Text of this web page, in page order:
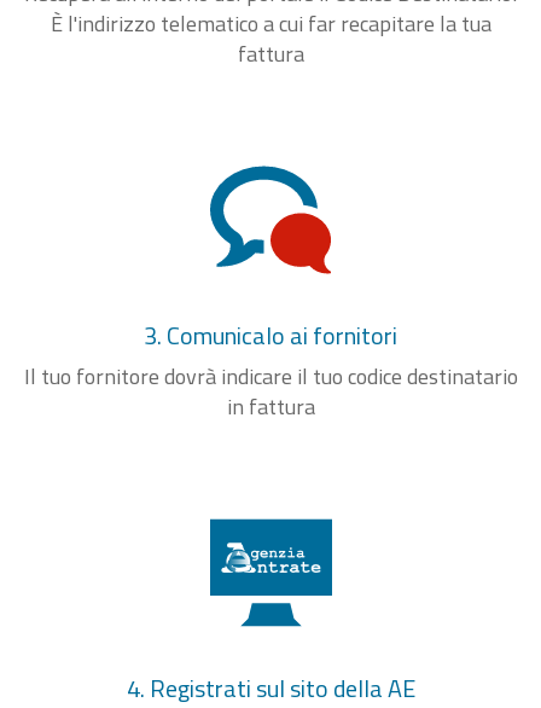
È l'indirizzo telematico a cui far recapitare la tua
fattura
3. Comunicalo ai fornitori
Il tuo fornitore dovrà indicare il tuo codice destinatario
in fattura
4. Registrati sul sito della AE